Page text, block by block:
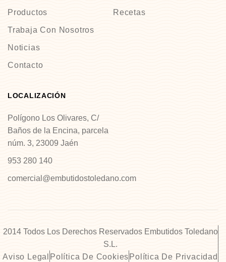
Productos
Trabaja Con Nosotros
Noticias
Contacto
Recetas
LOCALIZACIÓN
Polígono Los Olivares, C/
Baños de la Encina, parcela
núm. 3, 23009 Jaén
953 280 140
comercial@embutidostoledano.com
2014 Todos Los Derechos Reservados Embutidos Toledano
S.L.
Aviso Legal Política De Cookies Política De Privacidad